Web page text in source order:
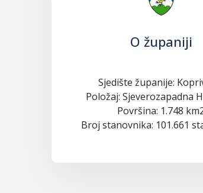
O županiji
Sjedište županije:
Položaj: Sjeverozapadna
Površina: 1.748
Broj stanovnika: 101.661